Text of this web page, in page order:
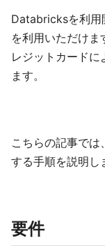
Databricksを利用
を利用いただけま
レジットカードに
ます。
こちらの記事で
する手順を説明し
要件